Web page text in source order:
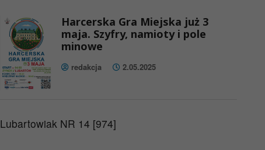
Harcerska Gra Miejska już 3
maja. Szyfry, namioty i pole
minowe
redakcja 2.05.2025
Lubartowiak NR 14 [974]